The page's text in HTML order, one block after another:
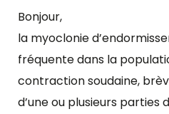
Bonjour,
la myoclonie
fréquente dans la
contraction soudaine,
d’une ou plusieurs parties